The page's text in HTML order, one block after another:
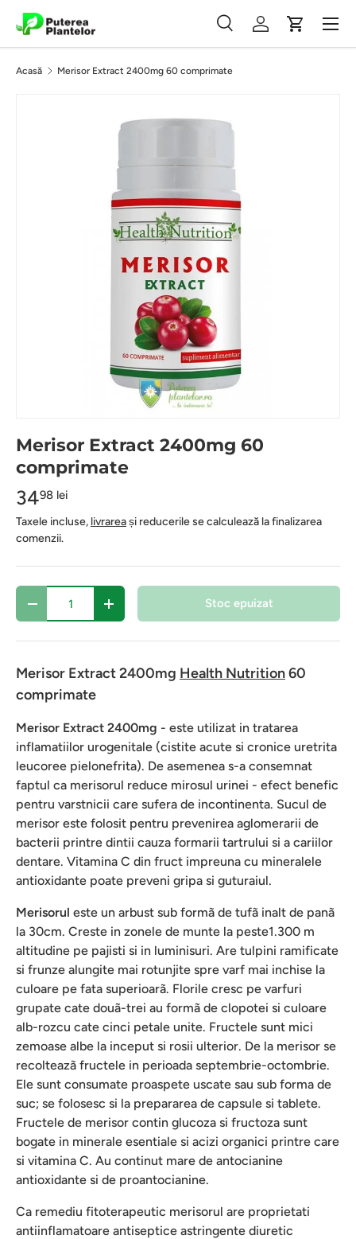
Vezi conținutul
Căutare
CăutareAutentificare
Coș
Meniu
Acasă Merisor Extract 2400mg 60 comprimate
Merisor Extract 2400mg 60
comprimate
3498 lei
Taxele incluse, livrareași reducerile se calculează la finalizarea
comenzii.
Cantitate
- + Stoc epuizat
Merisor Extract 2400mg Health Nutrition60
comprimate
Merisor Extract 2400mg - este utilizat in tratarea
inflamatiilor urogenitale (cistite acute si cronice uretrita
leucoree pielonefrita). De asemenea s-a consemnat
faptul ca merisorul reduce mirosul urinei - efect benefic
pentru varstnicii care sufera de incontinenta. Sucul de
merisor este folosit pentru prevenirea aglomerarii de
bacterii printre dintii cauza formarii tartrului si a cariilor
dentare. Vitamina C din fruct impreuna cu mineralele
antioxidante poate preveni gripa si guturaiul.
Merisorul este un arbust sub formã de tufã inalt de panã
la 30cm. Creste in zonele de munte la peste1.300 m
altitudine pe pajisti si in luminisuri. Are tulpini ramificate
si frunze alungite mai rotunjite spre varf mai inchise la
culoare pe fata superioarã. Florile cresc pe varfuri
grupate cate douã-trei au formã de clopotei si culoare
alb-rozcu cate cinci petale unite. Fructele sunt mici
zemoase albe la inceput si rosii ulterior. De la merisor se
recolteazã fructele in perioada septembrie-octombrie.
Ele sunt consumate proaspete uscate sau sub forma de
suc; se folosesc si la prepararea de capsule si tablete.
Fructele de merisor contin glucoza si fructoza sunt
bogate in minerale esentiale si acizi organici printre care
si vitamina C. Au continut mare de antocianine
antioxidante si de proantocianine.
Ca remediu fitoterapeutic merisorul are proprietati
antiinflamatoare antiseptice astringente diuretic